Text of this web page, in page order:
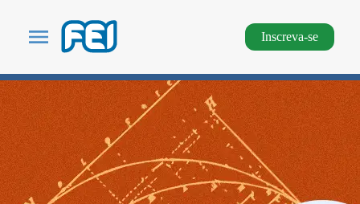
Inscreva-se